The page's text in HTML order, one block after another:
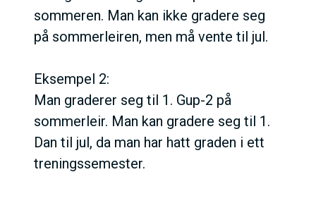
sommeren. Man kan ikke gradere seg
på sommerleiren, men må vente til jul.
Eksempel 2:
Man graderer seg til 1. Gup-2 på
sommerleir. Man kan gradere seg til 1.
Dan til jul, da man har hatt graden i ett
treningssemester.